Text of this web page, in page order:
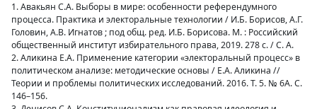
1. Авакьян С.А. Выборы в мире: особенности референдумного
процесса. Практика и электоральные технологии / И.Б. Борисов, А.Г.
Головин, А.В. Игнатов ; под общ. ред. И.Б. Борисова. М. : Российский
общественный институт избирательного права, 2019. 278 с. / С. А.
2. Аликина Е.А. Применение категории «электоральный процесс» в
политическом анализе: методические основы / Е.А. Аликина //
Теории и проблемы политических исследований. 2016. Т. 5. № 6А. С.
146–156.